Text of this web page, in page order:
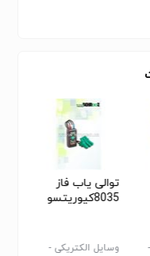
توالی یاب فاز
8035کیوریتسو
وسایل الکتریکی -